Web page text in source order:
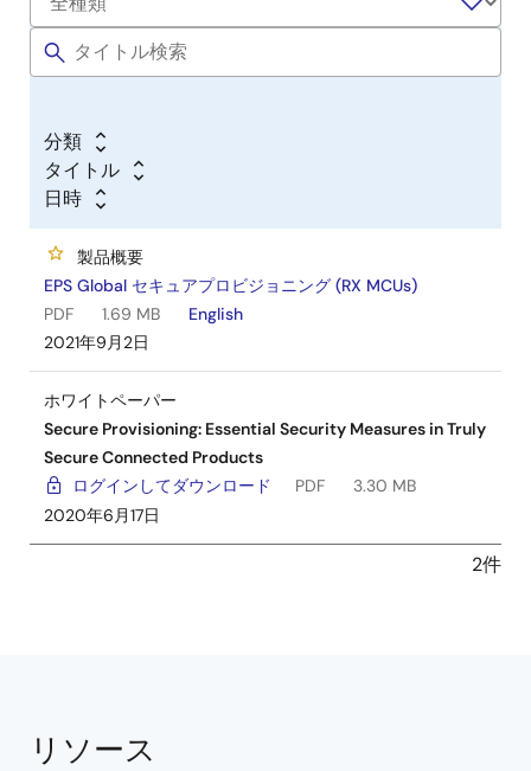
分類
タイトル
日時
製品概要
EPS Global セキュアプロビジョニング (RX MCUs)
PDF
1.69 MB
English
2021年9月2日
ホワイトペーパー
Secure Provisioning: Essential Security Measures in Truly
Secure Connected Products
ログインしてダウンロード
PDF
3.30 MB
2020年6月17日
2件
リソース